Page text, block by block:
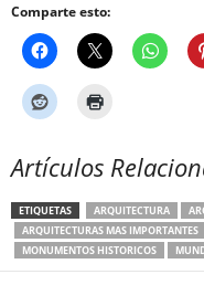
Comparte esto:
Artículos
ETIQUETAS ARQUITECTURA
ARQUITECTURAS MAS IMPORTANTES
MONUMENTOS HISTORICOS